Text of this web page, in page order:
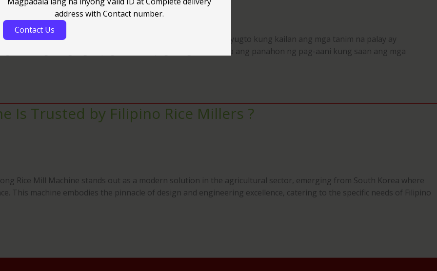
address with Contact number.
Contact Us
panahon para sa mga magsasaka sa Pilipinas, ito ang yugto kung kailan ang mga tanim na palay ay
buwan ng masigasig na pagtatanim at pag-aalaga, narito na ang panahon ng pag-aani kung saan ang mga
Is Trusted by Filipino Rice Millers ?
Rice Mill Machine stands out as a modern solution in the agricultural sector, emerging from South Korea where
This machine embodies the pinnacle of design and engineering excellence, catering to the specific needs of Filipino